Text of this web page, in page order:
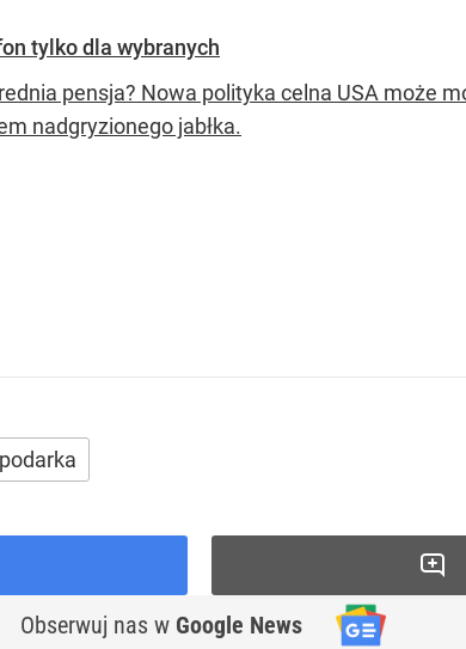
tylko dla wybranych
pensja? Nowa polityka celna USA może
nadgryzionego jabłka.
Obserwuj nas w Google News